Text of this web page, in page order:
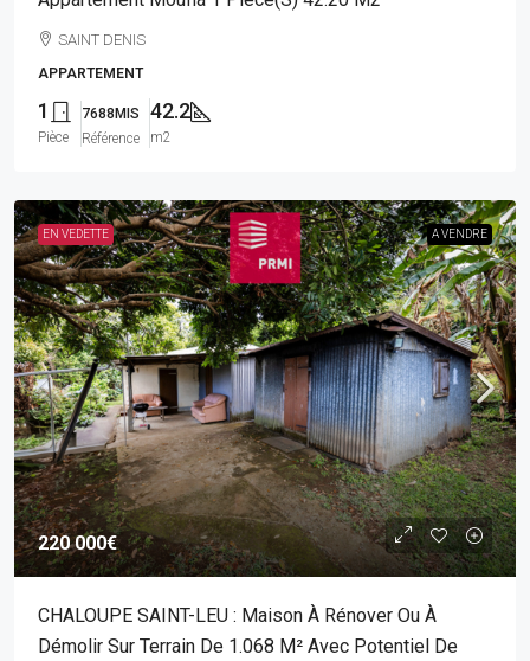
SAINT DENIS
APPARTEMENT
1
Pièce
7688MIS
Référence
42.2
m2
EN VEDETTE A VENDRE
220 000€
CHALOUPE SAINT-LEU : Maison À Rénover Ou À
Démolir Sur Terrain De 1.068 M² Avec Potentiel De